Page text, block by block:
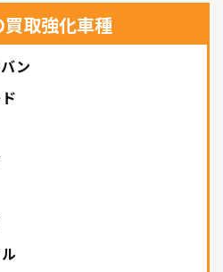
取強化車種
ン